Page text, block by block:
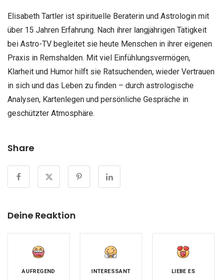
Elisabeth Tartler ist spirituelle Beraterin und Astrologin mit
über 15 Jahren Erfahrung. Nach ihrer langjährigen Tätigkeit
bei Astro-TV begleitet sie heute Menschen in ihrer eigenen
Praxis in Remshalden. Mit viel Einfühlungsvermögen,
Klarheit und Humor hilft sie Ratsuchenden, wieder Vertrauen
in sich und das Leben zu finden – durch astrologische
Analysen, Kartenlegen und persönliche Gespräche in
geschützter Atmosphäre.
Share
Deine Reaktion
AUFREGEND INTERESSANT LIEBE ES